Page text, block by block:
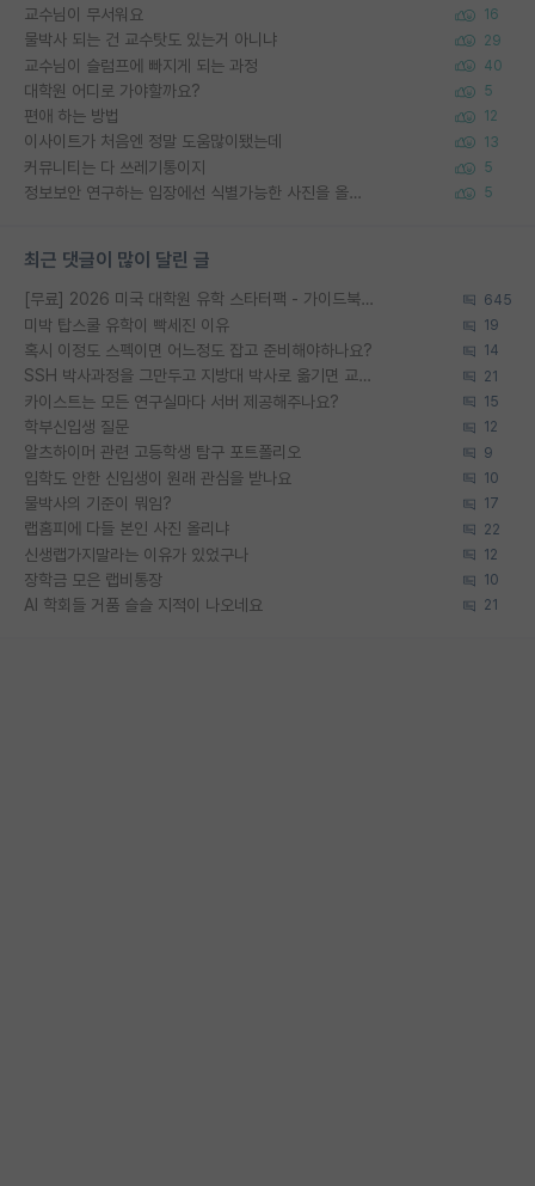
교수님이 무서워요 16
물박사 되는 건 교수탓도 있는거 아니냐 29
교수님이 슬럼프에 빠지게 되는 과정 40
대학원 어디로 가야할까요? 5
편애 하는 방법 12
이사이트가 처음엔 정말 도움많이됐는데 13
커뮤니티는 다 쓰레기통이지 5
정보보안 연구하는 입장에선 식별가능한 사진을 올리는건 비추이긴함 5
최근 댓글이 많이 달린 글
[무료] 2026 미국 대학원 유학 스타터팩 - 가이드북 & 합격자 컨택메일 템플릿 645
미박 탑스쿨 유학이 빡세진 이유 19
혹시 이정도 스펙이면 어느정도 잡고 준비해야하나요? 14
SSH 박사과정을 그만두고 지방대 박사로 옮기면 교수의 꿈은 끝일까요? 21
카이스트는 모든 연구실마다 서버 제공해주나요? 15
학부신입생 질문 12
알츠하이머 관련 고등학생 탐구 포트폴리오 9
입학도 안한 신입생이 원래 관심을 받나요 10
물박사의 기준이 뭐임? 17
랩홈피에 다들 본인 사진 올리냐 22
신생랩가지말라는 이유가 있었구나 12
장학금 모은 랩비통장 10
AI 학회들 거품 슬슬 지적이 나오네요 21